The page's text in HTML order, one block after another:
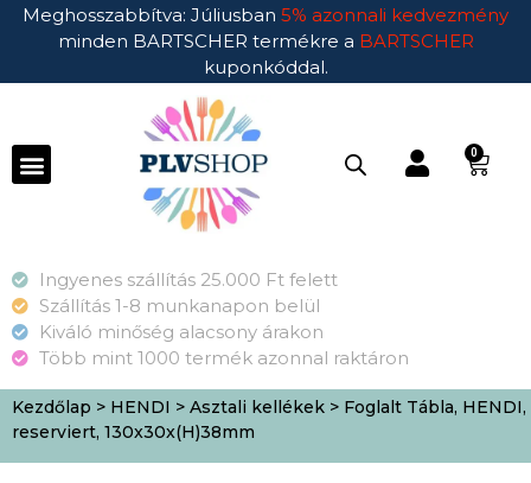
Meghosszabbítva: Júliusban 5% azonnali kedvezmény
minden BARTSCHER termékre a BARTSCHER
kuponkóddal.
0
Ingyenes szállítás 25.000 Ft felett
Szállítás 1-8 munkanapon belül
Kiváló minőség alacsony árakon
Több mint 1000 termék azonnal raktáron
Kezdőlap > HENDI > Asztali kellékek > Foglalt Tábla, HENDI,
reserviert, 130x30x(H)38mm